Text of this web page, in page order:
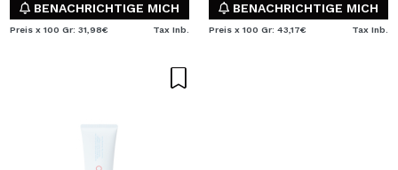
BENACHRICHTIGE MICH
Preis x 100 Gr: 31,98€ Tax Inb.
BENACHRICHTIGE MICH
Preis x 100 Gr: 43,17€ Tax Inb.